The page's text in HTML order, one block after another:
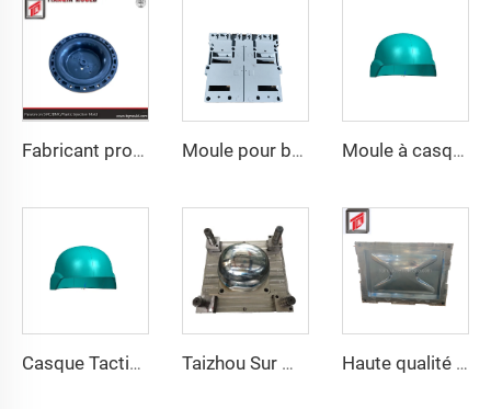
Fabricant professionnel de moules Taizhou Factory Molding, fournisseur de moules métalliques par moulage sous pression pour couvercle d'extrémité de bride Moule pour boîtier de distribution électrique Taizhou Huangyan Moule sur mesure en injection plastique pour boîtier de distribution Moule à casque nouvelle tendance de haute qualité Hautement poli Moule composite en plastique pour casque de compression
Casque Tactique Wendy M88 Casque Tactique Sûr Haute Qualité Casques Protecteurs Taizhou Sur Mesure Nouveau Casque de Combat en Fibre de Verre Casque de Formation Protecteur Tactique Extérieur Haute qualité GRP Réservoirs Modulaires d'Eau/FRB réservoir d'eau/GPR moule de panneau de réservoir d'eau